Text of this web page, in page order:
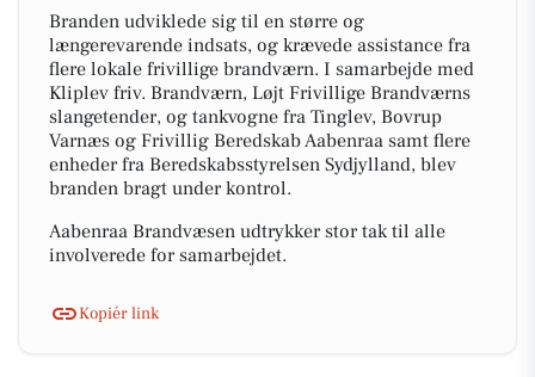
Branden udviklede sig til en større og
længerevarende indsats, og krævede assistance fra
flere lokale frivillige brandværn. I samarbejde med
Kliplev friv. Brandværn, Løjt Frivillige Brandværns
slangetender, og tankvogne fra Tinglev, Bovrup
Varnæs og Frivillig Beredskab Aabenraa samt flere
enheder fra Beredskabsstyrelsen Sydjylland, blev
branden bragt under kontrol.
Aabenraa Brandvæsen udtrykker stor tak til alle
involverede for samarbejdet.
Kopiér link